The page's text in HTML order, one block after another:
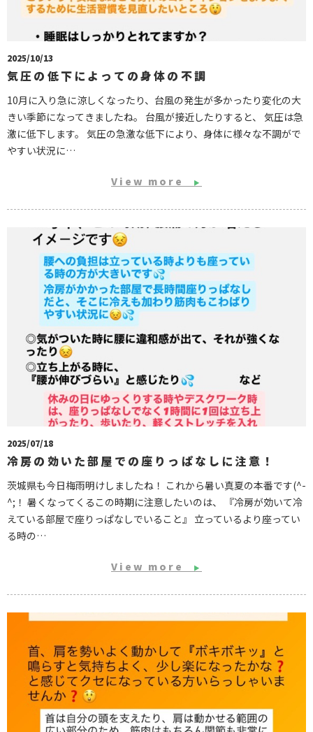
2025/10/13
気圧の低下によっての身体の不調
10月に入り急に涼しくなったり、台風の発生が多かったり変化の大
きい季節になってきましたね。 台風が接近したりすると、 気圧は急
激に低下します。 気圧の急激な低下により、身体に様々な不調がで
やすい状況に…
View more ▶
2025/07/18
冷房の効いた部屋での座りっぱなしに注意！
茨城県も今日梅雨明けしましたね！ これから暑い真夏の本番です(^-
^;！ 暑くなってくるこの時期に注意したいのは、 『冷房が効いて冷
えている部屋で座りっぱなしでいること』 立っているより座ってい
る時の…
View more ▶